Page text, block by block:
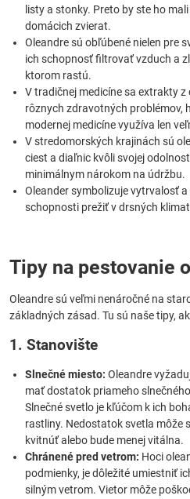
listy a stonky. Preto by ste ho
domácich zvierat.
Oleandre sú obľúbené nielen pre
ich schopnosť filtrovať vzduch a
ktorom rastú.
V tradičnej medicíne sa extrakty
rôznych zdravotných problémov,
modernej medicíne využíva len
V stredomorských krajinách sú
ciest a diaľnic kvôli svojej
minimálnym nárokom na údržbu.
Oleander symbolizuje vytrvalosť
schopnosti prežiť v drsných
Tipy na pestovanie
Oleandre sú veľmi nenáročné na
základných zásad. Tu sú naše tipy,
1. Stanovište
Slnečné miesto: Oleandre
mať dostatok priameho
Slnečné svetlo je kľúčom k ich
rastliny. Nedostatok svetla môže
kvitnúť alebo bude menej vitálna.
Chránené pred vetrom: Hoci
podmienky, je dôležité umiestniť
silným vetrom. Vietor môže